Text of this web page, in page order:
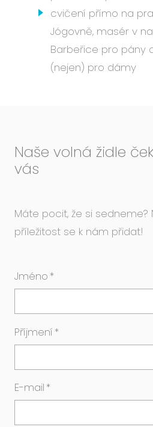
cvičení přímo na
Jógovně, masér v
Barbeřice pro pány
(nejen) pro dámy
Naše volná židle
vás
Máte pocit, že si sedneme?
příležitost se k nám přidat!
Jméno*
Příjmení*
E-mail*